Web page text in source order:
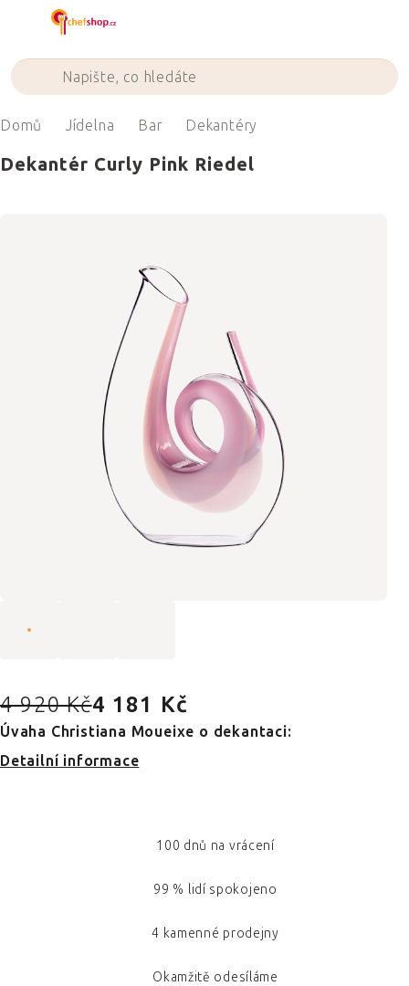
Domů Jídelna Bar Dekantéry
Dekantér Curly Pink Riedel
4 920 Kč4 181 Kč
Úvaha Christiana Moueixe o dekantaci:
Detailní informace
100 dnů na vrácení
99 % lidí spokojeno
4 kamenné prodejny
Okamžitě odesíláme